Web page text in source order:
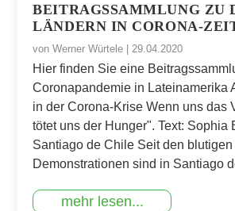
BEITRAGSSAMMLUNG ZU
LÄNDERN IN CORONA-
vonWerner Würtele | 29.04.2020
Hier finden Sie eine
Coronapandemie in Lateinamerika
in der Corona-Krise Wenn uns das
tötet uns der Hunger". Text: Sophia
Santiago de Chile Seit den blutigen
Demonstrationen sind in Santiago
mehr lesen...